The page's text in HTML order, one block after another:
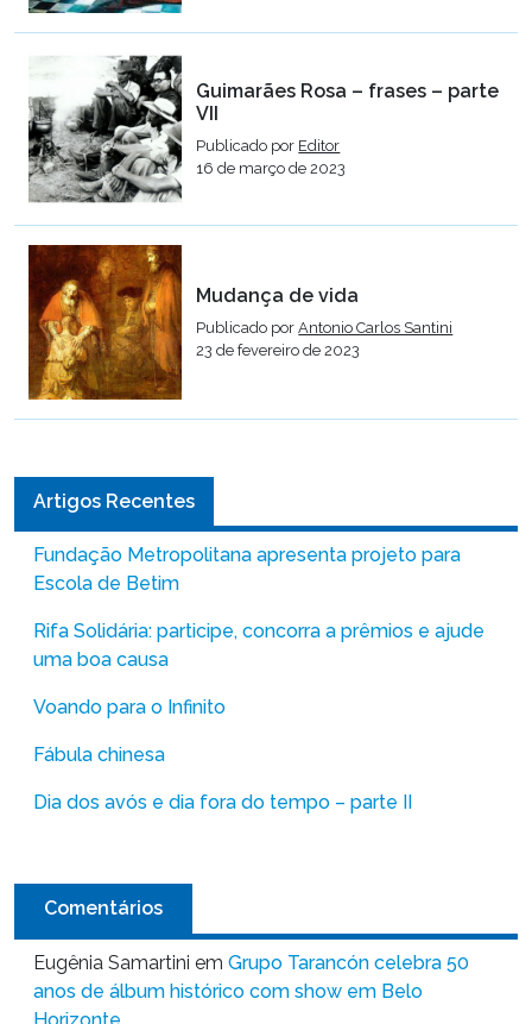
Guimarães Rosa – frases – parte
VII
Publicado por Editor
16 de março de 2023
Mudança de vida
Publicado porAntonio Carlos Santini
23 de fevereiro de 2023
Artigos Recentes
Fundação Metropolitana apresenta projeto para
Escola de Betim
Rifa Solidária: participe, concorra a prêmios e ajude
uma boa causa
Voando para o Infinito
Fábula chinesa
Dia dos avós e dia fora do tempo – parte II
Comentários
Eugênia Samartini em Grupo Tarancón celebra 50
anos de álbum histórico com show em Belo
Horizonte